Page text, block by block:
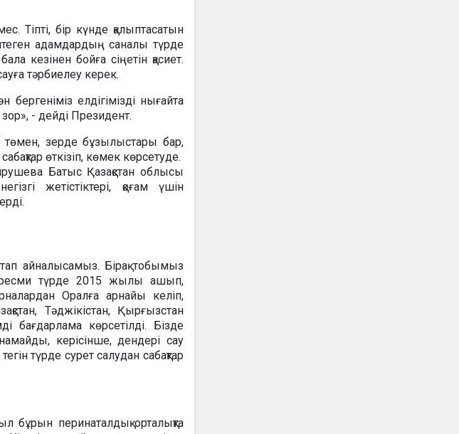
Тіпті, бір күнде қалыптасатын
адамдардың саналы түрде
кезінен бойға сіңетін қасиет.
тәрбиелеу керек.
бергеніміз елдігімізді нығайта
- дейді Президент.
төмен, зерде бұзылыстары бар,
өткізіп, көмек көрсетуде.
Батыс Қазақстан облысы
жетістіктері, қоғам үшін
айналысамыз. Бірақ тобымыз
ресми түрде 2015 жылы ашып,
Оралға арнайы келіп,
Тәджікістан, Қырғызстан
бағдарлама көрсетілді. Бізде
керісінше, дендері сау
түрде сурет салудан сабақтар
перинаталдық орталықта